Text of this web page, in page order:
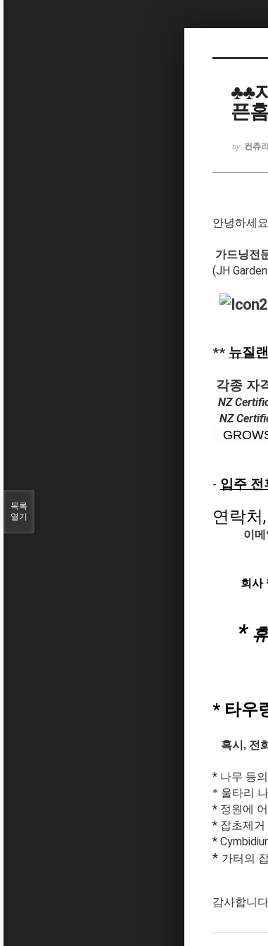
♣♣
픈
by 컨츄리
안녕하세
가드닝전
(JH
** 뉴질
각종 자
NZ
NZ
- 입주 전
연락
이
회사
* 휴
* 타우
혹시, 전
* 나무 등
* 울타리
* 정원에
* 잡초제거
*
* 가터의
감사합니
목록
열기
Sketchbook5, 스케치북5
Sketchbook5, 스케치북5